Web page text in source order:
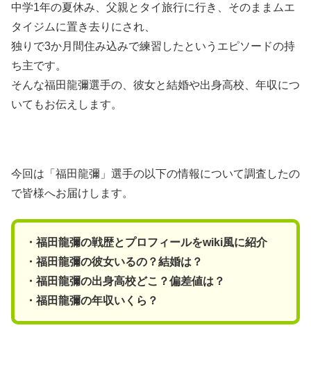
中学1年の夏休み、父親とタイ旅行に行き、そのままムエ
タイジムに置き去りにされ、
独りで3か月間住み込みで練習したというエピソードの持
ち主です。
そんな福田龍彌選手の、彼女と結婚や出身高校、年収につ
いてもお伝えします。
今回は「福田龍彌」選手の以下の情報について調査したの
で皆様へお届けします。
・福田龍彌の戦歴とプロフィールをwiki風に紹介
・福田龍彌の彼女いるの？結婚は？
・福田龍彌の出身高校どこ？偏差値は？
・福田龍彌の年収いくら？